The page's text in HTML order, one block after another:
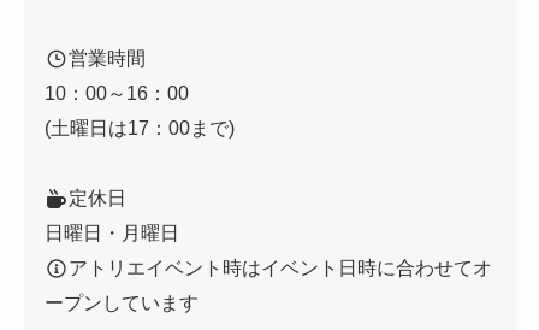
営業時間
10：00～16：00
(土曜日は17：00まで)
定休日
日曜日・月曜日
アトリエイベント時はイベント日時に合わせてオ
ープンしています